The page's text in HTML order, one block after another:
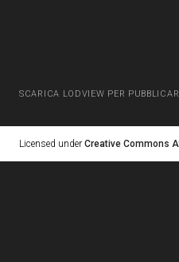
SCARICA LODVIEW PER
Licensed under Creative Commons